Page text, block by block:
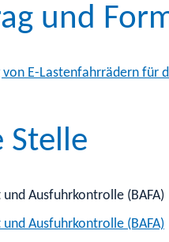
und
E-Lastenfahrrädern für
Stelle
Ausfuhrkontrolle (BAFA)
Ausfuhrkontrolle (BAFA)